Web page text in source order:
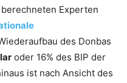
Experten
des Donbas
oder 16% des BIP der
ist nach Ansicht des